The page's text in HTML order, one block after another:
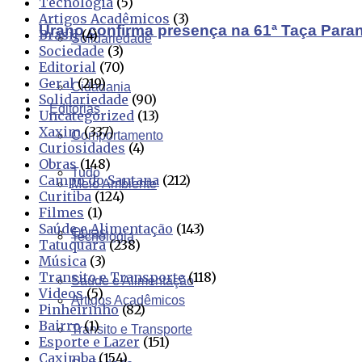
Solidariedade
Cidadania
Comportamento
Meio Ambiente
Obras
Saúde e Alimentação
Transito e Transporte
Urano confirma presença na 61ª Taça
Editorias
Tudo
Tecnologia
Artigos Acadêmicos
Artigos Acadêmicos (3)
Brasil(4)
Sociedade (3)
Editorial (70)
Geral(219)
Solidariedade (90)
Uncategorized (13)
Xaxim(337)
Curiosidades (4)
Obras(148)
Campo do Santana (212)
Curitiba (124)
Filmes (1)
Saúde e Alimentação (143)
Tatuquara(238)
Música (3)
Transito e Transporte(118)
Videos(5)
Pinheirinho(82)
Bairro(1)
Esporte e Lazer (151)
Caximba(154)